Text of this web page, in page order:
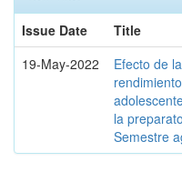
Issue Date
Title
19-May-2022
Efecto de
la
Semestre